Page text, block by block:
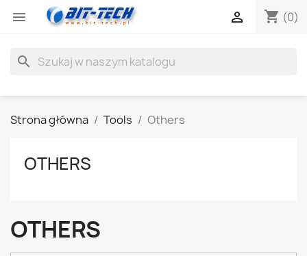
 shopping_cart (0)

search
Strona główna Tools Others
OTHERS
OTHERS